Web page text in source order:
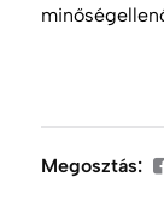
Megosztás: